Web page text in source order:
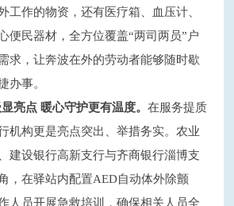
工作的物资，还有医疗箱、血压计、
便民器材，全方位覆盖“两司两员”户
求，让奔波在外的劳动者能够随时歇
办事。
亮点 暖心守护更有温度。在服务提质
机构更是亮点突出、举措务实。农业
建设银行高新支行与齐商银行淄博支
，在驿站内配置AED自动体外除颤
人员开展急救培训，确保相关人员全